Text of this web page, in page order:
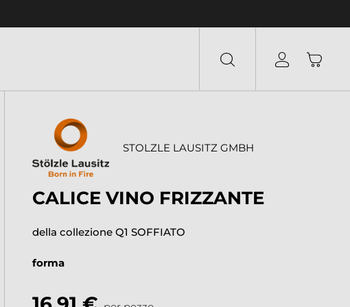
STOLZLE LAUSITZ GMBH
CALICE VINO FRIZZANTE
della collezione Q1 SOFFIATO
forma